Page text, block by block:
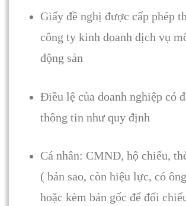
Giấy đề nghị được cấp phép
công ty kinh doanh dịch vụ
động sản
Điều lệ của doanh nghiệp có
thông tin như quy định
Cá nhân: CMND, hộ chiếu,
( bản sao, còn hiệu lực, có
hoặc kèm bản gốc để đối